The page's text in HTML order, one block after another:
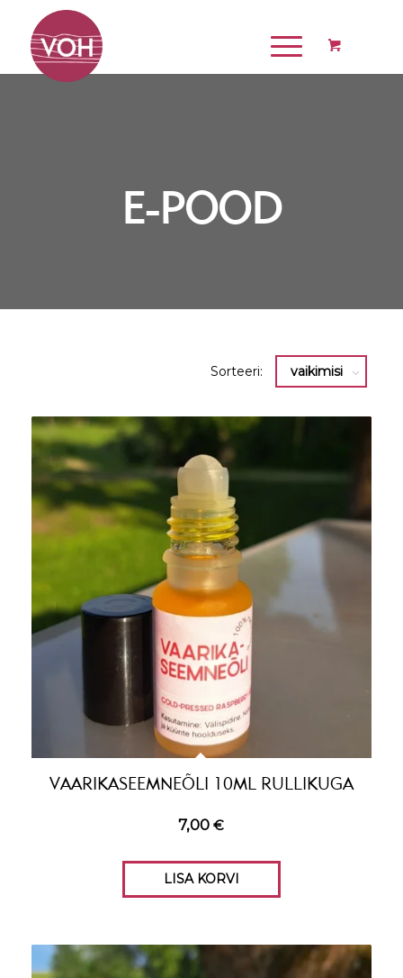
E-POOD
Sorteeri: vaikimisi
VAARIKASEEMNEÕLI 10ML RULLIKUGA
7,00€
LISA KORVI